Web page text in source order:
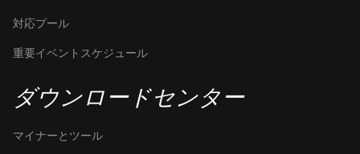
対応プール
重要イベントスケジュール
ダウンロードセンター
マイナーとツール